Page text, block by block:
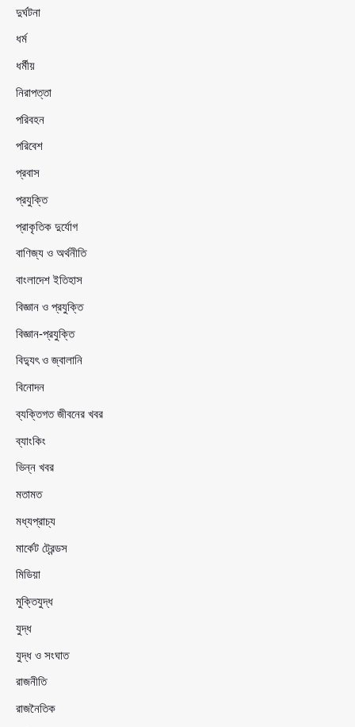
দুর্ঘটনা
ধর্ম
ধর্মীয়
নিরাপত্তা
পরিবহন
পরিবেশ
প্রবাস
প্রযুক্তি
প্রাকৃতিক দুর্যোগ
বাণিজ্য ও অর্থনীতি
বাংলাদেশ ইতিহাস
বিজ্ঞান ও প্রযুক্তি
বিজ্ঞান-প্রযুক্তি
বিদ্যুৎ ও জ্বালানি
বিনোদন
ব্যক্তিগত জীবনের খবর
ব্যাংকিং
ভিন্ন খবর
মতামত
মধ্যপ্রাচ্য
মার্কেট ট্রেন্ডস
মিডিয়া
মুক্তিযুদ্ধ
যুদ্ধ
যুদ্ধ ও সংঘাত
রাজনীতি
রাজনৈতিক